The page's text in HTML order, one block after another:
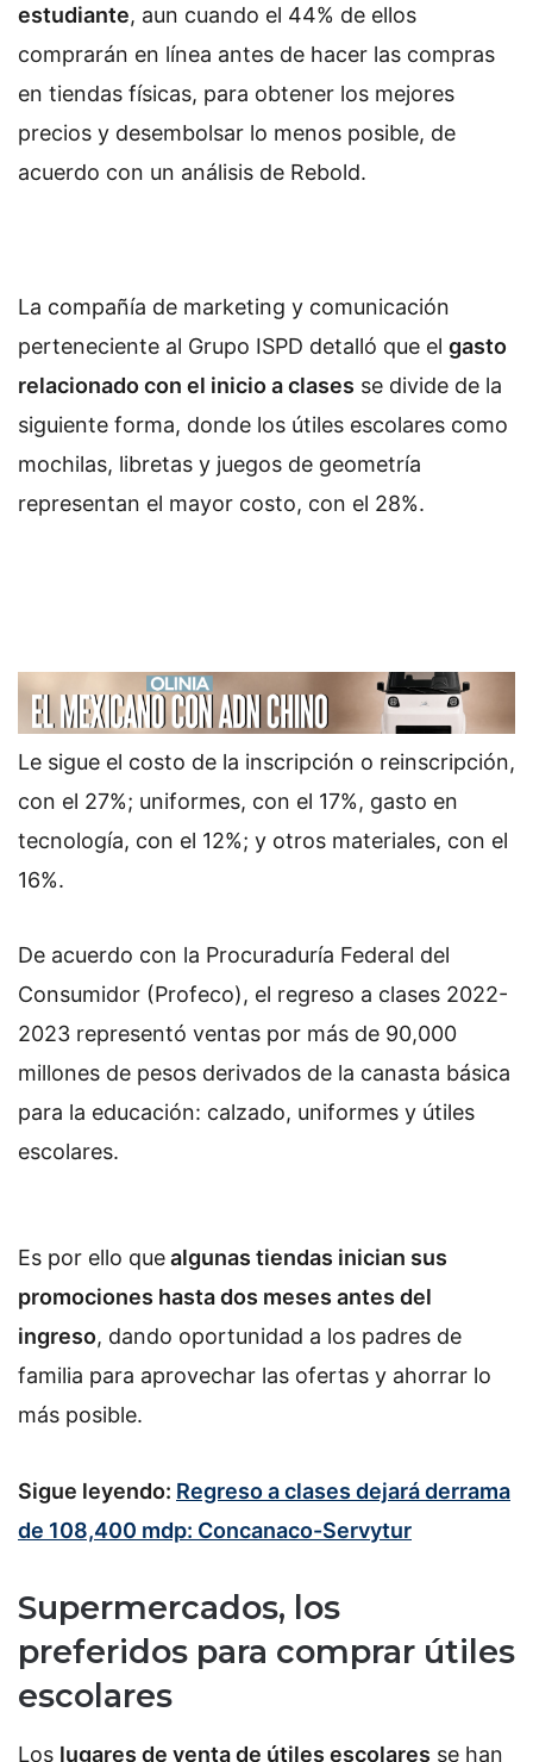
estudiante, aun cuando el 44% de ellos
comprarán en línea antes de hacer las compras
en tiendas físicas, para obtener los mejores
precios y desembolsar lo menos posible, de
acuerdo con un análisis de Rebold.
La compañía de marketing y comunicación
perteneciente al Grupo ISPD detalló que el gasto
relacionado con el inicio a clases se divide de la
siguiente forma, donde los útiles escolares como
mochilas, libretas y juegos de geometría
representan el mayor costo, con el 28%.
Le sigue el costo de la inscripción o reinscripción,
con el 27%; uniformes, con el 17%, gasto en
tecnología, con el 12%; y otros materiales, con el
16%.
De acuerdo con la Procuraduría Federal del
Consumidor (Profeco), el regreso a clases 2022-
2023 representó ventas por más de 90,000
millones de pesos derivados de la canasta básica
para la educación: calzado, uniformes y útiles
escolares.
Es por ello quealgunas tiendas inician sus
promociones hasta dos meses antes del
ingreso, dando oportunidad a los padres de
familia para aprovechar las ofertas y ahorrar lo
más posible.
Sigue leyendo: Regreso a clases dejará derrama
de 108,400 mdp: Concanaco-Servytur
Supermercados, los
preferidos para comprar útiles
escolares
Los lugares de venta de útiles escolares se han